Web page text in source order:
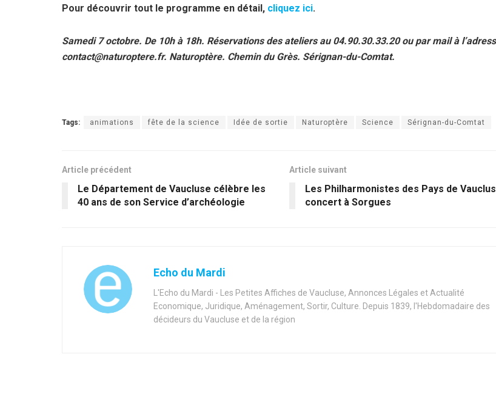
Pour découvrir tout le programme en détail, cliquez ici.
Samedi 7 octobre. De 10h à 18h. Réservations des ateliers au 04.90.30.33.20 ou par mail à
contact@naturoptere.fr. Naturoptère. Chemin du Grès. Sérignan-du-Comtat.
Tags: animations fête de la science Idée de sortie Naturoptère Science Sérignan-du-Comtat
Article précédent
Le Département de Vaucluse célèbre les
40 ans de son Service d’archéologie
Article suivant
Les Philharmonistes des Pays de
concert à Sorgues
Echo du Mardi
L'Echo du Mardi - Les Petites Affiches de Vaucluse, Annonces Légales et Actualité
Economique, Juridique, Aménagement, Sortir, Culture. Depuis 1839, l'Hebdomadaire des
décideurs du Vaucluse et de la région